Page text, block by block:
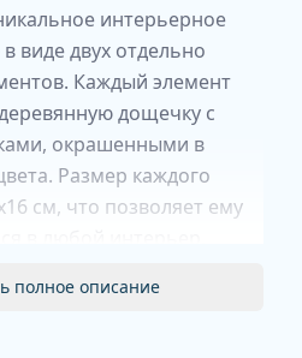
интерьерное
виде двух отдельно
Каждый элемент
дощечку с
окрашенными в
Размер каждого
см, что позволяет ему
Каждый элемент
полное описание